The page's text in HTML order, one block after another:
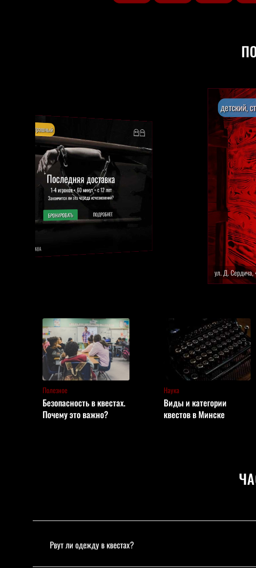
Последняя доставка
1-4 игроков • 60 минут • с 12 лет
БРОНИРОВАТЬ ПОДРОБНЕЕ
Закончится ли эта череда исчезновений?
триллер, страшный
ул. Д. Сердича, 48А
детский,
ул. Д. Сердича,
Полезное
Безопасность в квестах.
Почему это важно?
Наука
Виды и категории
квестов в Минске
Рвут ли одежду в квестах?